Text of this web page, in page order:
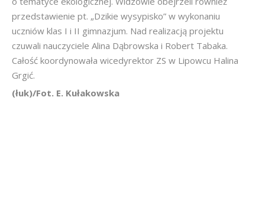
przedstawienie pt. „Dzikie wysypisko” w wykonaniu
uczniów klas I i II gimnazjum. Nad realizacją projektu
czuwali nauczyciele Alina Dąbrowska i Robert Tabaka.
Całość koordynowała wicedyrektor ZS w Lipowcu Halina
Grgić.
(łuk)/Fot. E. Kułakowska